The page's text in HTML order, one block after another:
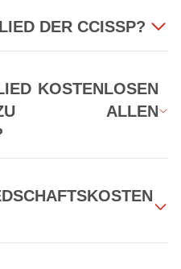
DER CCISSP?
KOSTENLOSEN
ALLEN